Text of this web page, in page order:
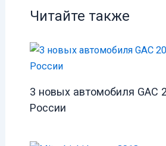
Читайте также
3 новых автомобиля GAC
России